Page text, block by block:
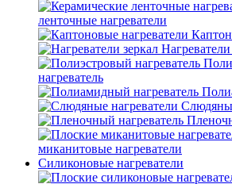
ленточные нагреватели
Нагреватели
нагреватель
миканитовые нагреватели
Силиконовые нагреватели